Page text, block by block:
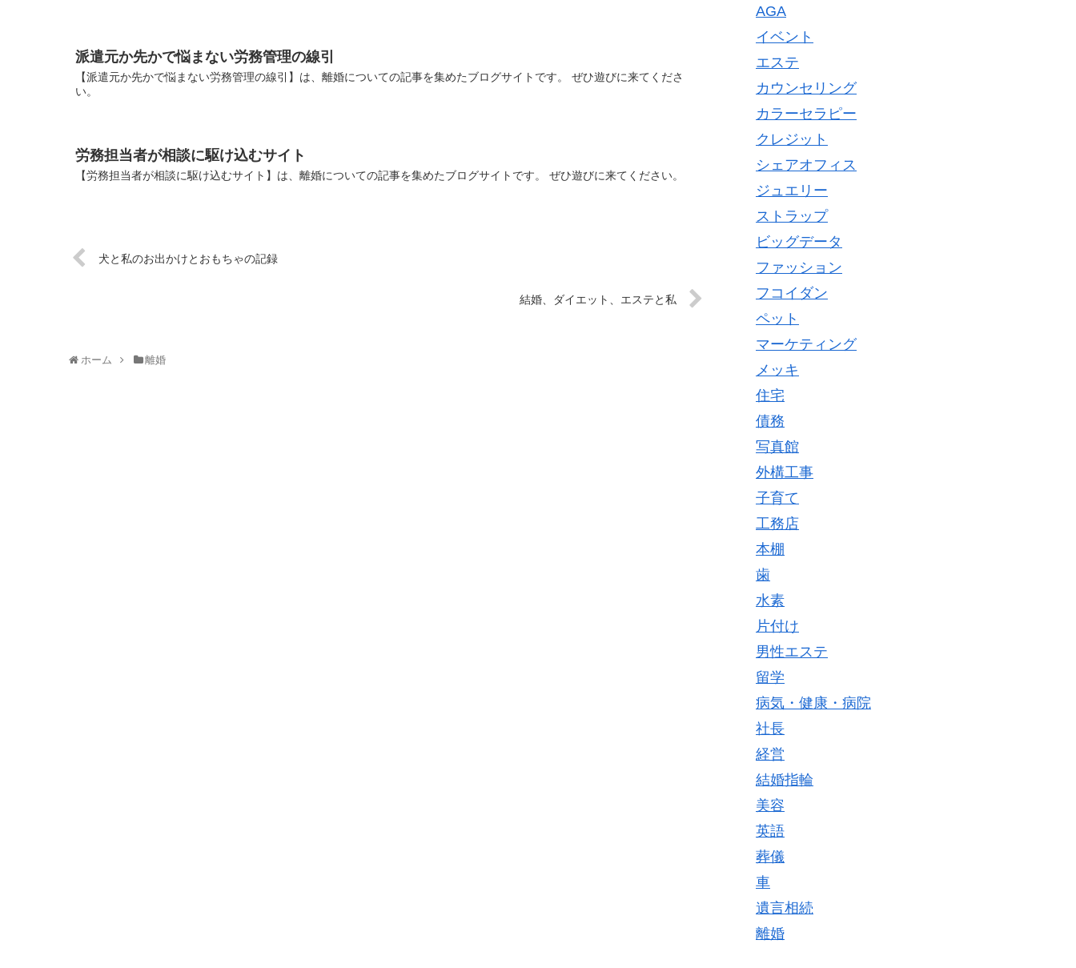
派遣元か先かで悩まない労務管理の線引
【派遣元か先かで悩まない労務管理の線引】は、離婚についての記事を集めたブログサイトです。 ぜひ遊びに来てくださ
い。
労務担当者が相談に駆け込むサイト
【労務担当者が相談に駆け込むサイト】は、離婚についての記事を集めたブログサイトです。 ぜひ遊びに来てください。
犬と私のお出かけとおもちゃの記録
結婚、ダイエット、エステと私
ホーム 離婚
AGA
イベント
エステ
カウンセリング
カラーセラピー
クレジット
シェアオフィス
ジュエリー
ストラップ
ビッグデータ
ファッション
フコイダン
ペット
マーケティング
メッキ
住宅
債務
写真館
外構工事
子育て
工務店
本棚
歯
水素
片付け
男性エステ
留学
病気・健康・病院
社長
経営
結婚指輪
美容
英語
葬儀
車
遺言相続
離婚